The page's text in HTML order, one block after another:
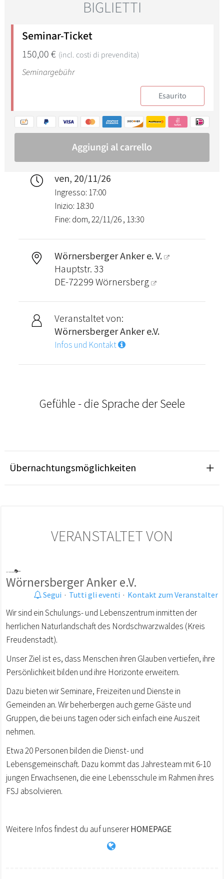
ven, 20/11/26
Ingresso: 17:00
Inizio: 18:30
Fine: dom, 22/11/26 , 13:30
Wörnersberger Anker e. V.
Hauptstr. 33
DE-72299 Wörnersberg
Veranstaltet von:
Wörnersberger Anker e.V.
Infos und Kontakt
Gefühle - die Sprache der Seele
Übernachtungsmöglichkeiten
VERANSTALTET VON
Wörnersberger Anker e.V.
Segui · Tutti gli eventi · Kontakt zum Veranstalter
Wir sind ein Schulungs- und Lebenszentrum inmitten der
herrlichen Naturlandschaft des Nordschwarzwaldes (Kreis
Freudenstadt).
Unser Ziel ist es, dass Menschen ihren Glauben vertiefen, ihre
Persönlichkeit bilden und ihre Horizonte erweitern.
Dazu bieten wir Seminare, Freizeiten und Dienste in
Gemeinden an. Wir beherbergen auch gerne Gäste und
Gruppen, die bei uns tagen oder sich einfach eine Auszeit
nehmen.
Etwa 20 Personen bilden die Dienst- und
Lebensgemeinschaft. Dazu kommt das Jahresteam mit 6-10
jungen Erwachsenen, die eine Lebensschule im Rahmen ihres
FSJ absolvieren.
Weitere Infos findest du auf unsererHOMEPAGE